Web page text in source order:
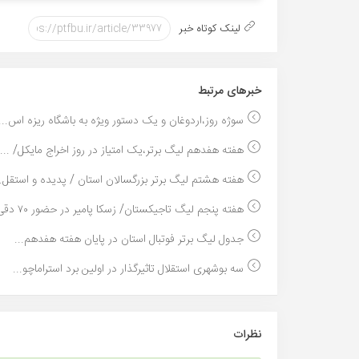
لینک کوتاه خبر
خبر‌های مرتبط
سوژه روز،اردوغان و یک دستور ویژه به باشگاه ریزه
هفته هفدهم لیگ برتر،یک امتیاز در روز اخراج مایکل/ ...
هفته هشتم لیگ برتر بزرگسالان استان / پدیده و
هفته پنجم لیگ تاجیکستان/ زسکا پامیر در حضور ۷۰ دقی...
جدول لیگ برتر فوتبال استان در پایان هفته هفدهم...
سه بوشهری استقلال تاثیرگذار در اولین برد استراماچو...
نظرات